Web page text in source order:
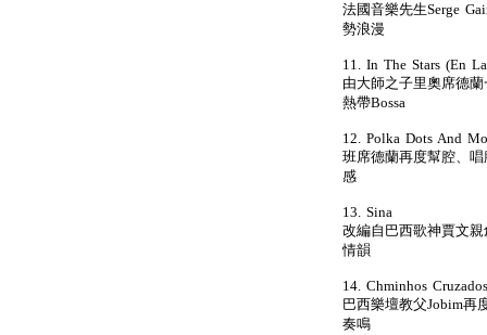
法國音樂先生Serge
勢浪漫
11. In The Stars (En
由大師之子里奧席德
熱帶Bossa
12. Polka Dots And
班席德蘭再度幫腔、
感
13. Sina
改編自巴西歌神賈文
情韻
14. Chminhos Cruzados
巴西樂壇教父Jobim再
奏鳴